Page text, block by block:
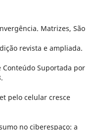
Matrizes, São
revista e ampliada.
Conteúdo Suportada por
pelo celular cresce
no ciberespaço: a